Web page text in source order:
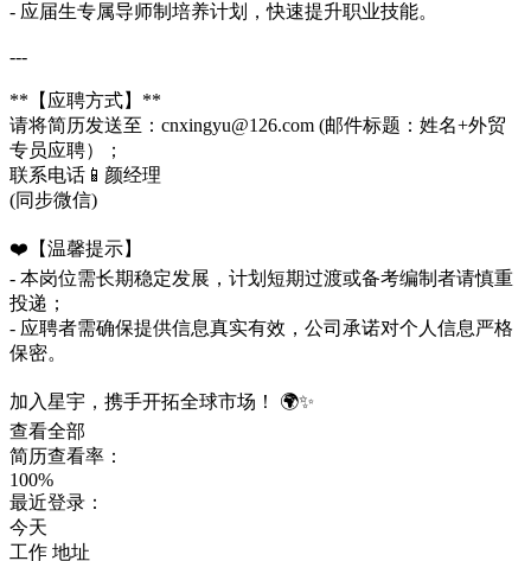
- 应届生专属导师制培养计划，快速提升职业技能。
---
**【应聘方式】**
请将简历发送至：cnxingyu@126.com (邮件标题：姓名+外贸
专员应聘）；
联系电话📱颜经理
(同步微信)
❤️【温馨提示】
- 本岗位需长期稳定发展，计划短期过渡或备考编制者请慎重
投递；
- 应聘者需确保提供信息真实有效，公司承诺对个人信息严格
保密。
加入星宇，携手开拓全球市场！ 🌍✨
查看全部
简历查看率：
100%
最近登录：
今天
工作 地址